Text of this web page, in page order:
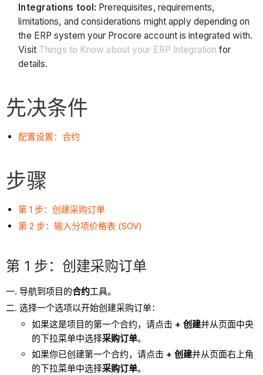
Integrations tool: Prerequisites, requirements,
limitations, and considerations might apply depending on
the ERP system your Procore account is integrated with.
Visit Things to Know about your ERP Integration for
details.
先决条件
配置设置：合约
步骤
第 1 步：创建采购订单
第 2 步：输入分项价格表 (SOV)
第 1 步：创建采购订单
导航到项目的合约工具。
选择一个选项以开始创建采购订单：
如果这是项目的第一个合约，请点击 + 创建并从页面中央
的下拉菜单中选择采购订单。
如果你已创建第一个合约，请点击 + 创建并从页面右上角
的下拉菜单中选择采购订单。